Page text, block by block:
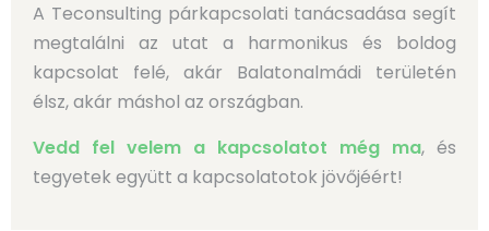
A Teconsulting párkapcsolati tanácsadása segít
megtalálni az utat a harmonikus és boldog
kapcsolat felé, akár Balatonalmádi területén
élsz, akár máshol az országban.
Vedd fel velem a kapcsolatot még ma, és
tegyetek együtt a kapcsolatotok jövőjéért!